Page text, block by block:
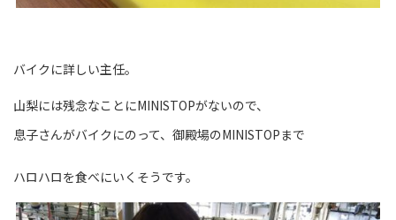
バイクに詳しい主任。
山梨には残念なことにMINISTOPがないので、
息子さんがバイクにのって、御殿場のMINISTOPまで
ハロハロを食べにいくそうです。